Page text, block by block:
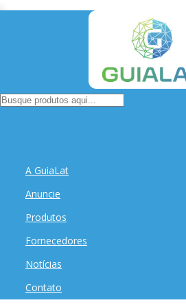
A GuiaLat
Anuncie
Produtos
Fornecedores
Notícias
Contato